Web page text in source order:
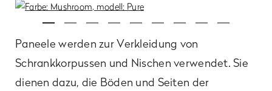
Paneele werden zur Verkleidung von
Schrankkorpussen und Nischen verwendet. Sie
dienen dazu, die Böden und Seiten der